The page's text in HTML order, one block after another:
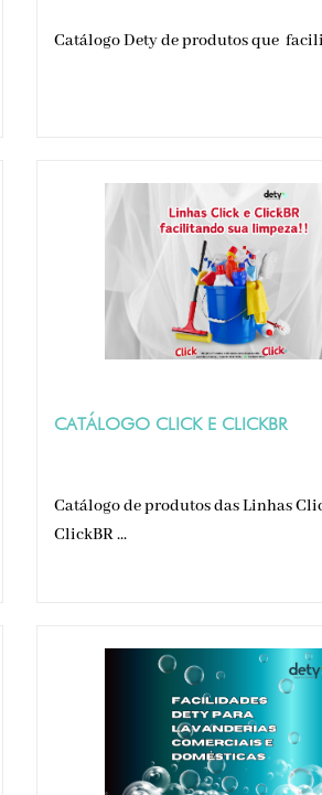
Catálogo Dety de produtos que
CATÁLOGO CLICK E CLICKBR
Catálogo de produtos das Linhas
ClickBR ...